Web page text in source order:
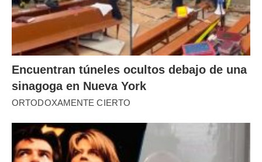
Encuentran túneles ocultos debajo de una
sinagoga en Nueva York
ORTODOXAMENTE CIERTO